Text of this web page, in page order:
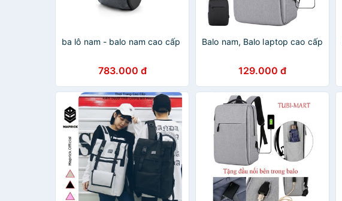
ba lô nam - balo nam cao cấp
783.000 đ
Balo nam, Balo laptop cao cấp
129.000 đ